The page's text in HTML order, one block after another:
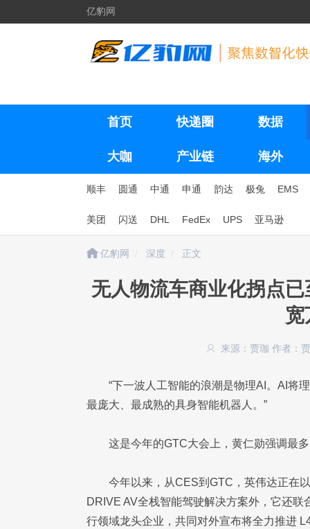
亿豹网
首页 快递圈 数据
大咖 产业链 海外
顺丰 圆通 中通 申通 韵达 极兔 EMS
美团 闪送 DHL FedEx UPS 亚马逊
亿豹网 深度 正文
无人物流车商业化拐点
宽
来源：贾珈 作者：
“下一波人工智能的浪潮是物理AI。AI将
最庞大、最成熟的具身智能机器人。”
这是今年的GTC大会上，黄仁勋强调最
今年以来，从CES到GTC，英伟达正在
DRIVE AV全栈智能驾驶解决方案外，它还
行领域龙头企业，共同对外宣布将全力推进